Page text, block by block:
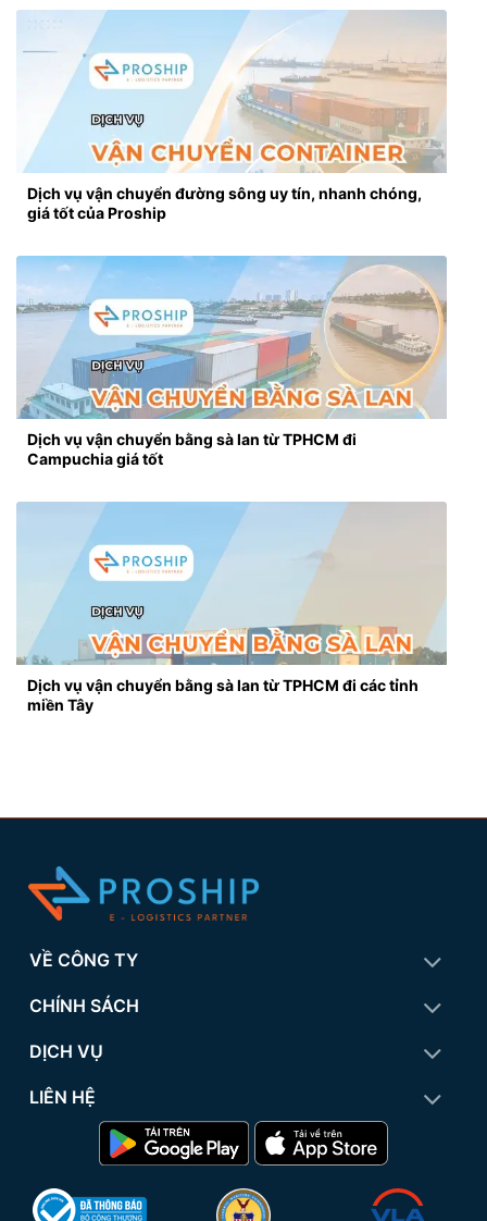
Dịch vụ vận chuyển đường sông uy tín, nhanh chóng,
giá tốt của Proship
Dịch vụ vận chuyển bằng sà lan từ TPHCM đi
Campuchia giá tốt
Dịch vụ vận chuyển bằng sà lan từ TPHCM đi các tỉnh
miền Tây
VỀ CÔNG TY
CHÍNH SÁCH
DỊCH VỤ
LIÊN HỆ